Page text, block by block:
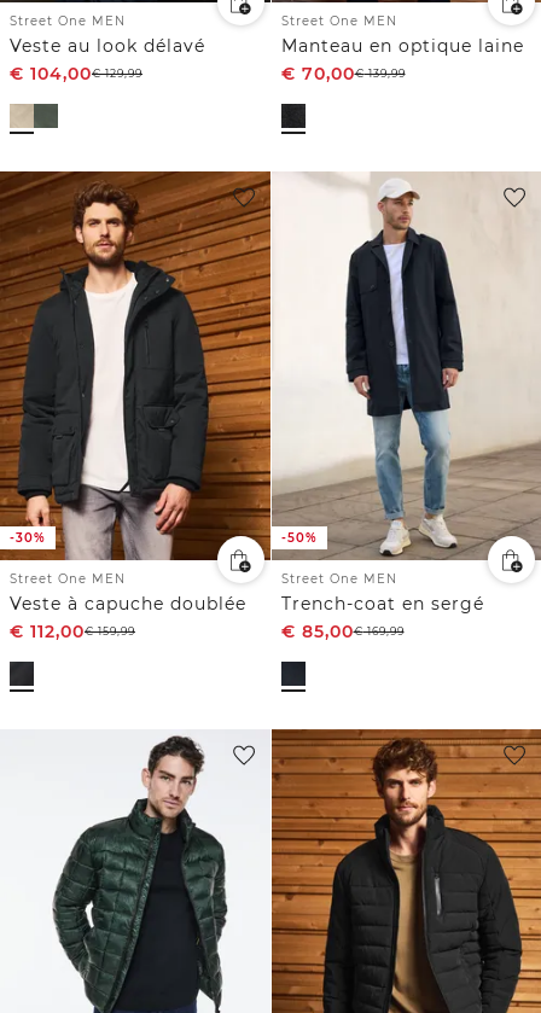
Street One MEN
Veste au look délavé
€ 104,00€129,99
Street One MEN
Manteau en optique laine
€ 70,00€139,99
-30%
Street One MEN
Veste à capuche doublée
€ 112,00€159,99
-50%
Street One MEN
Trench-coat en sergé
€ 85,00€169,99